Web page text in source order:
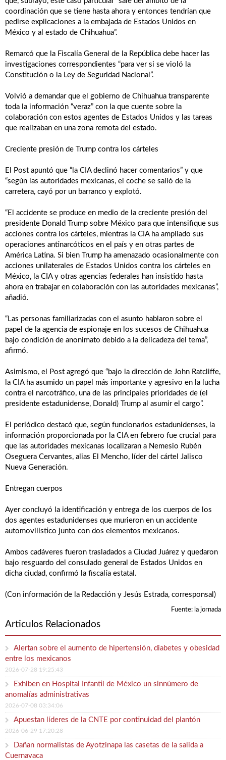
coordinación que se tiene hasta ahora y entonces tendrían que
pedirse explicaciones a la embajada de Estados Unidos en
México y al estado de Chihuahua”.
Remarcó que la Fiscalía General de la República debe hacer las
investigaciones correspondientes “para ver si se violó la
Constitución o la Ley de Seguridad Nacional”.
Volvió a demandar que el gobierno de Chihuahua transparente
toda la información “veraz” con la que cuente sobre la
colaboración con estos agentes de Estados Unidos y las tareas
que realizaban en una zona remota del estado.
Creciente presión de Trump contra los cárteles
El Post apuntó que “la CIA declinó hacer comentarios” y que
“según las autoridades mexicanas, el coche se salió de la
carretera, cayó por un barranco y explotó.
“El accidente se produce en medio de la creciente presión del
presidente Donald Trump sobre México para que intensifique sus
acciones contra los cárteles, mientras la CIA ha ampliado sus
operaciones antinarcóticos en el país y en otras partes de
América Latina. Si bien Trump ha amenazado ocasionalmente con
acciones unilaterales de Estados Unidos contra los cárteles en
México, la CIA y otras agencias federales han insistido hasta
ahora en trabajar en colaboración con las autoridades mexicanas”,
añadió.
“Las personas familiarizadas con el asunto hablaron sobre el
papel de la agencia de espionaje en los sucesos de Chihuahua
bajo condición de anonimato debido a la delicadeza del tema”,
afirmó.
Asimismo, el Post agregó que “bajo la dirección de John Ratcliffe,
la CIA ha asumido un papel más importante y agresivo en la lucha
contra el narcotráfico, una de las principales prioridades de (el
presidente estadunidense, Donald) Trump al asumir el cargo”.
El periódico destacó que, según funcionarios estadunidenses, la
información proporcionada por la CIA en febrero fue crucial para
que las autoridades mexicanas localizaran a Nemesio Rubén
Oseguera Cervantes, alias El Mencho, líder del cártel Jalisco
Nueva Generación.
Entregan cuerpos
Ayer concluyó la identificación y entrega de los cuerpos de los
dos agentes estadunidenses que murieron en un accidente
automovilístico junto con dos elementos mexicanos.
Ambos cadáveres fueron trasladados a Ciudad Juárez y quedaron
bajo resguardo del consulado general de Estados Unidos en
dicha ciudad, confirmó la fiscalía estatal.
(Con información de la Redacción y Jesús Estrada, corresponsal)
Fuente: la jornada
Articulos Relacionados
Alertan sobre el aumento de hipertensión, diabetes y obesidad
entre los mexicanos
2026-07-28 19:25:43
Exhiben en Hospital Infantil de México un sinnúmero de
anomalías administrativas
2026-07-08 03:34:06
Apuestan líderes de la CNTE por continuidad del plantón
2026-06-29 17:20:28
Dañan normalistas de Ayotzinapa las casetas de la salida a
Cuernavaca